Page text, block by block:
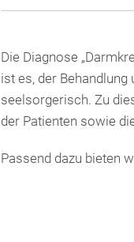
Die Diagnose
ist es, der
seelsorgerisch. Zu
der Patienten sowie
Passend dazu bieten